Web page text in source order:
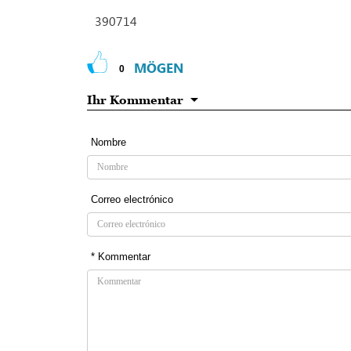
390714
0 MÖGEN
Ihr Kommentar
Nombre
Correo electrónico
* Kommentar